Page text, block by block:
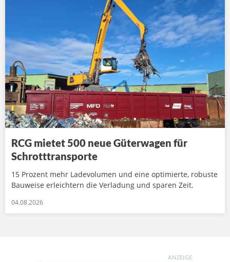
RCG mietet 500 neue Güterwagen für
Schrotttransporte
15 Prozent mehr Ladevolumen und eine optimierte, robuste
Bauweise erleichtern die Verladung und sparen Zeit.
04.08.2026
ANZEIGE